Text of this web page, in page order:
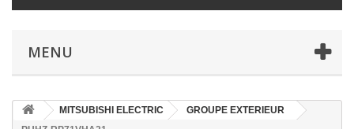
MENU
MITSUBISHI ELECTRIC
GROUPE EXTERIEUR